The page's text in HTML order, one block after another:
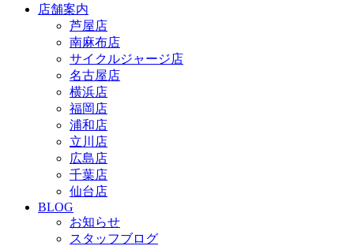
店舗案内
芦屋店
南麻布店
サイクルジャージ店
名古屋店
横浜店
福岡店
浦和店
立川店
広島店
千葉店
仙台店
BLOG
お知らせ
スタッフブログ